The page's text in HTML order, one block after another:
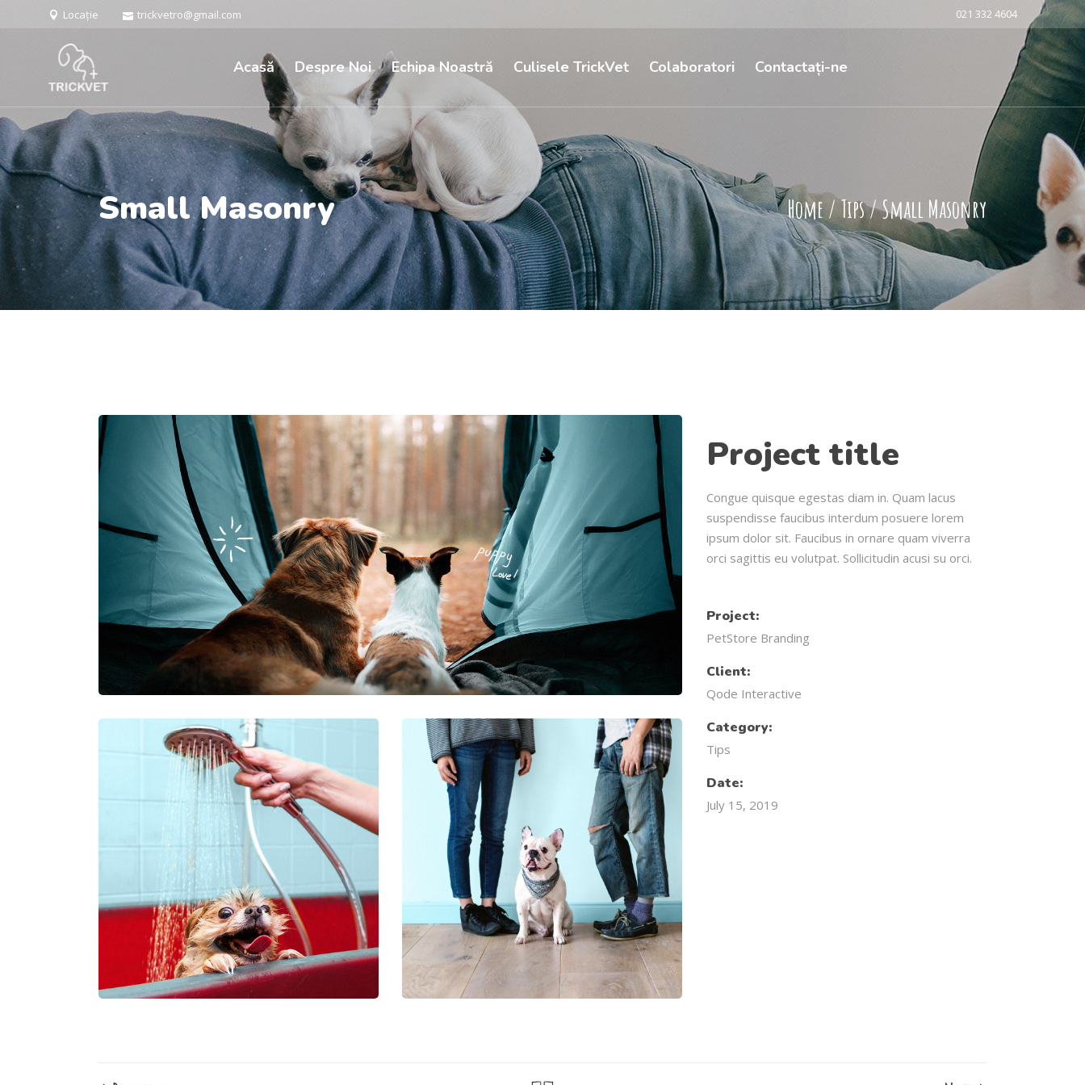
Locație trickvetro@gmail.com 021 332 4604
Acasă Despre Noi Echipa Noastră Culisele TrickVet Colaboratori Contactați-ne
Small Masonry Home/Tips/Small Masonry
Project title
Congue quisque egestas diam in. Quam lacus
suspendisse faucibus interdum posuere lorem
ipsum dolor sit. Faucibus in ornare quam viverra
orci sagittis eu volutpat. Sollicitudin acusi su orci.
Project:
PetStore Branding
Client:
Qode Interactive
Category:
Tips
Date:
July 15, 2019